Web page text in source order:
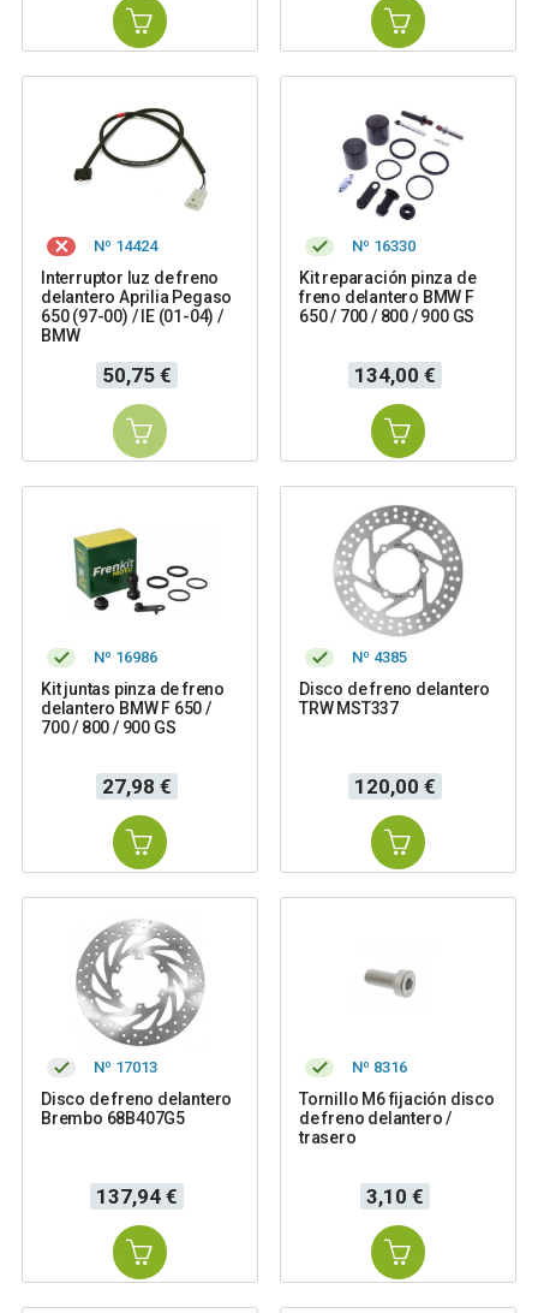
Nº 14424
Interruptor luz de freno
delantero Aprilia Pegaso
650 (97-00) / IE (01-04) /
BMW
Precio
50,75 €
Nº 16330
Kit reparación pinza de
freno delantero BMW F
650 / 700 / 800 / 900 GS
Precio
134,00 €
Nº 16986
Kit juntas pinza de freno
delantero BMW F 650 /
700 / 800 / 900 GS
Precio
27,98 €
Nº 4385
Disco de freno delantero
TRW MST337
Precio
120,00 €
Nº 17013
Disco de freno delantero
Brembo 68B407G5
Precio
137,94 €
Nº 8316
Tornillo M6 fijación disco
de freno delantero /
trasero
Precio
3,10 €